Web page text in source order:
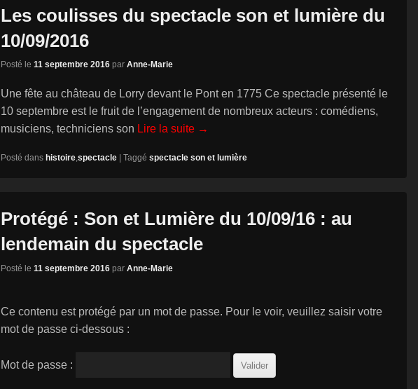
Les coulisses du spectacle son et lumière du
10/09/2016
Posté le 11 septembre 2016 par Anne-Marie
Une fête au château de Lorry devant le Pont en 1775 Ce spectacle présenté le
10 septembre est le fruit de l’engagement de nombreux acteurs : comédiens,
musiciens, techniciens son Lire la suite →
Posté dans histoire,spectacle Taggé spectacle son et lumière
Protégé : Son et Lumière du 10/09/16 : au
lendemain du spectacle
Posté le 11 septembre 2016 par Anne-Marie
Ce contenu est protégé par un mot de passe. Pour le voir, veuillez saisir votre
mot de passe ci-dessous :
Mot de passe :